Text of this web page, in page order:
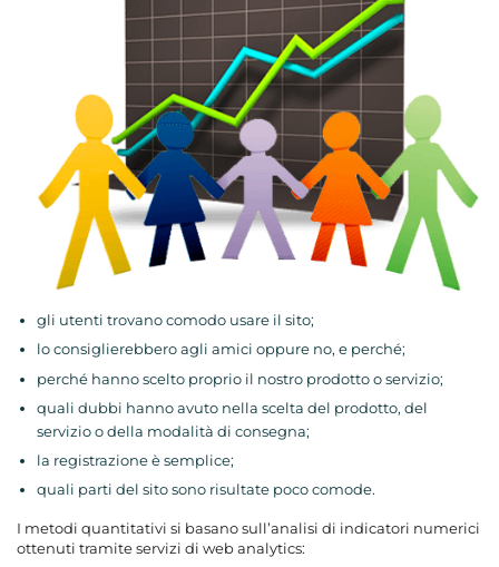
gli utenti trovano comodo usare il sito;
lo consiglierebbero agli amici oppure no, e perché;
perché hanno scelto proprio il nostro prodotto o servizio;
quali dubbi hanno avuto nella scelta del prodotto, del
servizio o della modalità di consegna;
la registrazione è semplice;
quali parti del sito sono risultate poco comode.
I metodi quantitativi si basano sull’analisi di indicatori numerici
ottenuti tramite servizi di web analytics: